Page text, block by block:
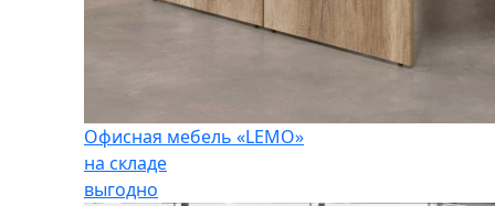
Офисная мебель «LEMO»
на складе
выгодно